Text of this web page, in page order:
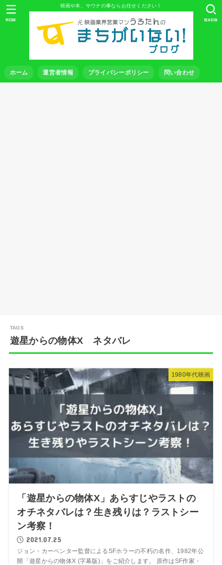
映画や本、サウナの事ならお任せください！
ホーム 運営者情報 プライバシーポリシー 問い合わせ
SEARCH
MENU
遊星からの物体X ネタバレ
1980年代映画
「遊星からの物体X」あらすじやラストの
オチネタバレは？生き残りは？ラストシー
ン考察！
2021.07.25
ジョン・カーペンター監督によるSFホラーの不朽の名作、1982年公
開「遊星からの物体X (字幕版)」をご紹介します。 原作はSF作家・